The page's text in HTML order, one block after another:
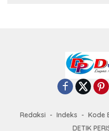
Redaksi Indeks Kode
DETIK